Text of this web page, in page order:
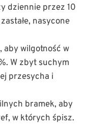
dziennie przez 10
nasycone
aby wilgotność w
W zbyt suchym
przesycha i
bramek, aby
w których śpisz.